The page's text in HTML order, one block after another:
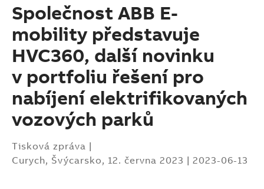
Společnost ABB E-
mobility představuje
HVC360, další novinku
v portfoliu řešení pro
nabíjení elektrifikovaných
vozových parků
Tisková zpráva |
Curych, Švýcarsko, 12. června 2023 | 2023-06-13